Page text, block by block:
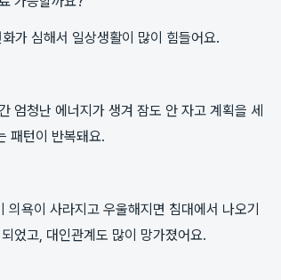
가 심해서 일상생활이 많이 힘들어요.
엄청난 에너지가 생겨 잠도 안 자고 계획을 세
패턴이 반복돼요.
욕이 사라지고 우울해지면 침대에서 나오기
었고, 대인관계도 많이 망가졌어요.